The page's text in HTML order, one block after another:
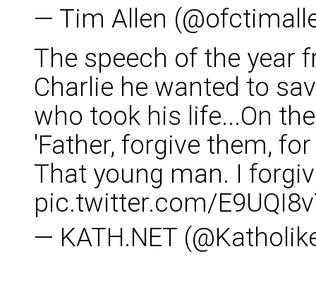
— Tim Allen
The speech of the year
Charlie he wanted to
who took his life...On
'Father, forgive them,
That young man. I
pic.twitter.com/
— KATH.NET